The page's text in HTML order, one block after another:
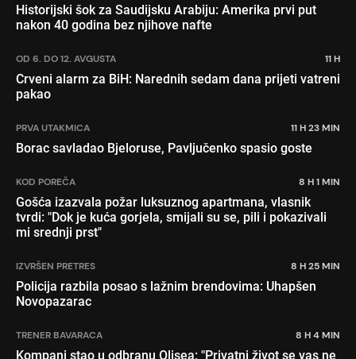
Historijski šok za Saudijsku Arabiju: Amerika prvi put
nakon 40 godina bez njihove nafte
OD 6. DO 12. AVGUSTA 11 H
Crveni alarm za BiH: Narednih sedam dana prijeti vatreni
pakao
PRVA UTAKMICA 11 H 23 MIN
Borac savladao Bjeloruse, Pavljučenko spasio goste
KOD POREČA 8 H 1 MIN
Gošća izazvala požar luksuznog apartmana, vlasnik
tvrdi: "Dok je kuća gorjela, smijali su se, pili i pokazivali
mi srednji prst"
IZVRŠEN PRETRES 8 H 25 MIN
Policija razbila posao s lažnim brendovima: Uhapšen
Novopazarac
TRENER BAVARACA 8 H 4 MIN
Kompani stao u odbranu Olisea: "Privatni život se vas ne